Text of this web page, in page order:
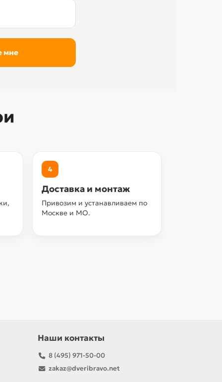
4
Доставка и монтаж
Привозим и устанавливаем по
Москве и МО.
Наши контакты
8 (495) 971-50-00
zakaz@dveribravo.net